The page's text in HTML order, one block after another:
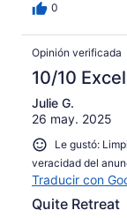
0
Opinión verificada
10/10
Julie G.
26 may. 2025
Le gustó:
veracidad del
Traducir con
Quite Retreat